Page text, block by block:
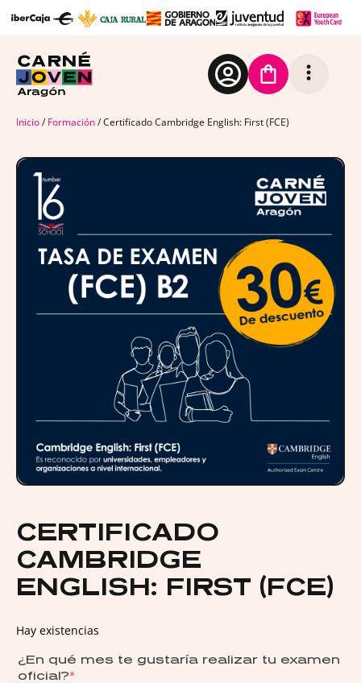
Inicio/ Formación/ Certificado Cambridge English: First (FCE)
CERTIFICADO
CAMBRIDGE
ENGLISH: FIRST (FCE)
Hay existencias
¿En qué mes te gustaría realizar tu examen
oficial?*